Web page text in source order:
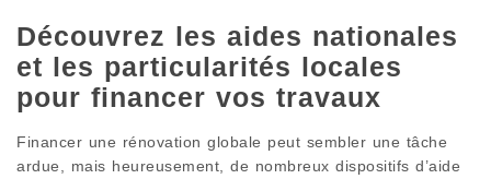
Découvrez les aides nationales
et les particularités locales
pour financer vos travaux
Financer une rénovation globale peut sembler une tâche
ardue, mais heureusement, de nombreux dispositifs d’aide